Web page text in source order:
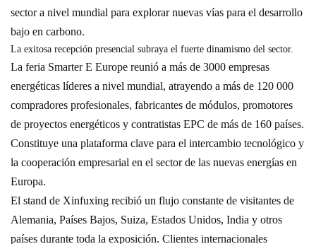
sector a nivel mundial para explorar nuevas vías para el desarrollo
bajo en carbono.
La exitosa recepción presencial subraya el fuerte dinamismo del sector.
La feria Smarter E Europe reunió a más de 3000 empresas
energéticas líderes a nivel mundial, atrayendo a más de 120 000
compradores profesionales, fabricantes de módulos, promotores
de proyectos energéticos y contratistas EPC de más de 160 países.
Constituye una plataforma clave para el intercambio tecnológico y
la cooperación empresarial en el sector de las nuevas energías en
Europa.
El stand de Xinfuxing recibió un flujo constante de visitantes de
Alemania, Países Bajos, Suiza, Estados Unidos, India y otros
países durante toda la exposición. Clientes internacionales